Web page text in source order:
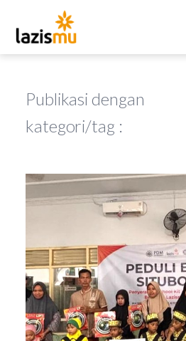
Publikasi dengan
kategori/tag :